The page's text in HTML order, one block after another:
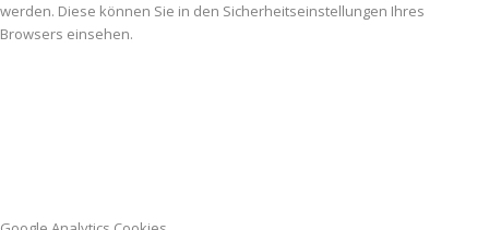
werden. Diese können Sie in den Sicherheitseinstellungen Ihres
Browsers einsehen.